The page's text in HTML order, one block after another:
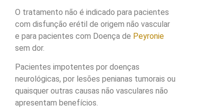
O tratamento não é indicado para pacientes
com disfunção erétil de origem não vascular
e para pacientes com Doença de Peyronie
sem dor.
Pacientes impotentes por doenças
neurológicas, por lesões penianas tumorais ou
quaisquer outras causas não vasculares não
apresentam benefícios.